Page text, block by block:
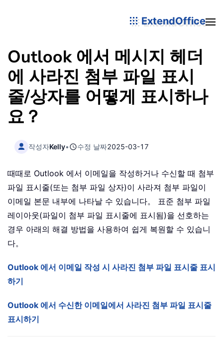
ExtendOffice
Outlook 에서 메시지 헤더
에 사라진 첨부 파일 표시
줄/상자를 어떻게 표시하나
요？
작성자Kelly• 수정 날짜2025-03-17
때때로 Outlook 에서 이메일을 작성하거나 수신할 때 첨부
파일 표시줄(또는 첨부 파일 상자)이 사라져 첨부 파일이
이메일 본문 내부에 나타날 수 있습니다。 표준 첨부 파일
레이아웃(파일이 첨부 파일 표시줄에 표시됨)을 선호하는
경우 아래의 해결 방법을 사용하여 쉽게 복원할 수 있습니
다。
Outlook 에서 이메일 작성 시 사라진 첨부 파일 표시줄 표시
하기
Outlook 에서 수신한 이메일에서 사라진 첨부 파일 표시줄
표시하기